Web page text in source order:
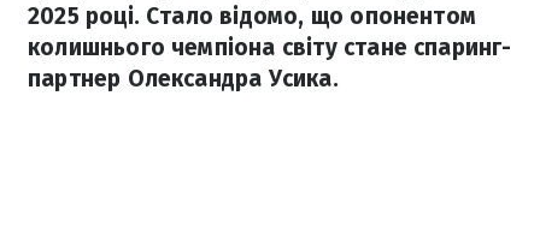
2025 році. Стало відомо, що опонентом
колишнього чемпіона світу стане спаринг-
партнер Олександра Усика.